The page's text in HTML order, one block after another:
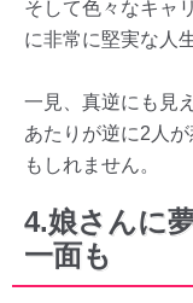
そして色々なキャ
に非常に堅実な人
一見、真逆にも見
あたりが逆に2人
もしれません。
4.娘さんに
一面も